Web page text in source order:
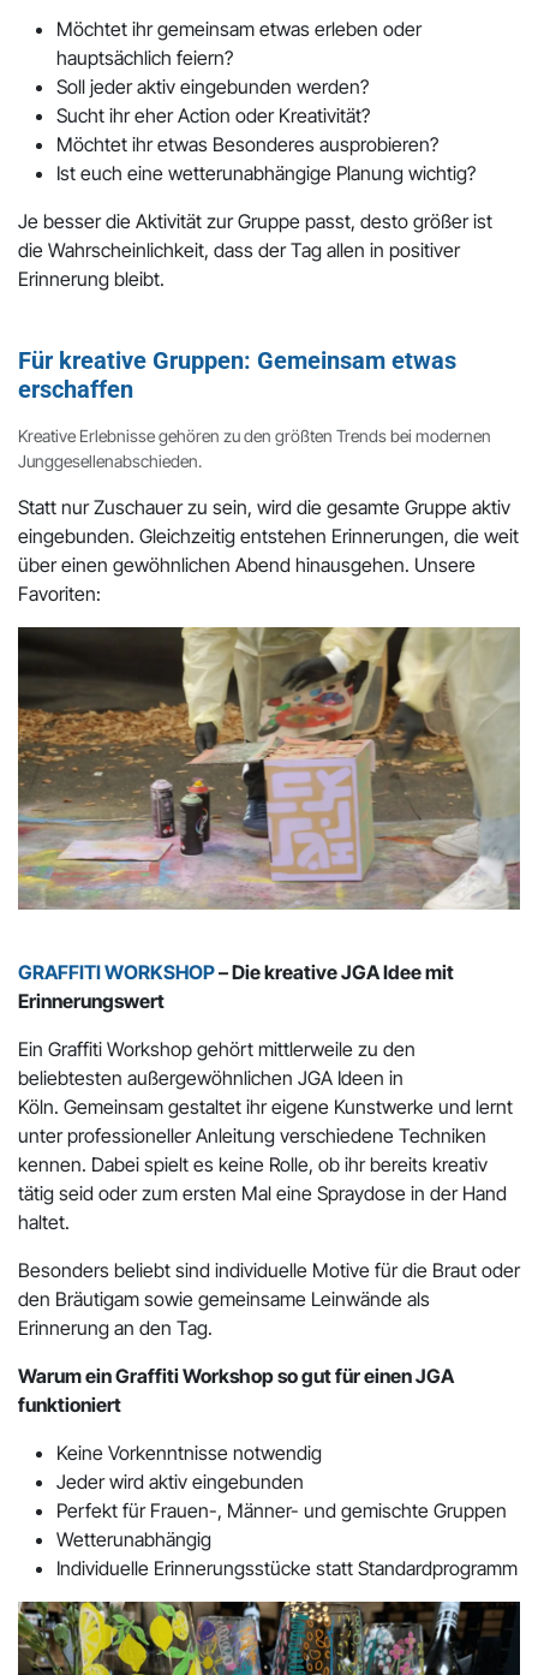
Möchtet ihr gemeinsam etwas erleben oder
hauptsächlich feiern?
Soll jeder aktiv eingebunden werden?
Sucht ihr eher Action oder Kreativität?
Möchtet ihr etwas Besonderes ausprobieren?
Ist euch eine wetterunabhängige Planung wichtig?
Je besser die Aktivität zur Gruppe passt, desto größer ist
die Wahrscheinlichkeit, dass der Tag allen in positiver
Erinnerung bleibt.
Für kreative Gruppen: Gemeinsam etwas
erschaffen
Kreative Erlebnisse gehören zu den größten Trends bei modernen
Junggesellenabschieden.
Statt nur Zuschauer zu sein, wird die gesamte Gruppe aktiv
eingebunden. Gleichzeitig entstehen Erinnerungen, die weit
über einen gewöhnlichen Abend hinausgehen. Unsere
Favoriten:
GRAFFITI WORKSHOP– Die kreative JGA Idee mit
Erinnerungswert
Ein Graffiti Workshop gehört mittlerweile zu den
beliebtesten außergewöhnlichen JGA Ideen in
Köln. Gemeinsam gestaltet ihr eigene Kunstwerke und lernt
unter professioneller Anleitung verschiedene Techniken
kennen. Dabei spielt es keine Rolle, ob ihr bereits kreativ
tätig seid oder zum ersten Mal eine Spraydose in der Hand
haltet.
Besonders beliebt sind individuelle Motive für die Braut oder
den Bräutigam sowie gemeinsame Leinwände als
Erinnerung an den Tag.
Warum ein Graffiti Workshop so gut für einen JGA
funktioniert
Keine Vorkenntnisse notwendig
Jeder wird aktiv eingebunden
Perfekt für Frauen-, Männer- und gemischte Gruppen
Wetterunabhängig
Individuelle Erinnerungsstücke statt Standardprogramm